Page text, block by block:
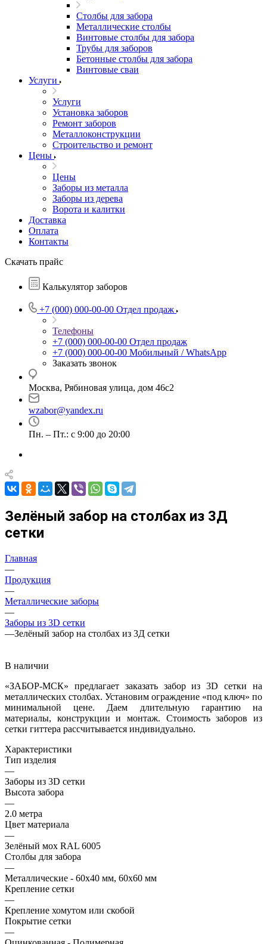
Столбы для забора
Металлические столбы
Винтовые столбы для забора
Трубы для заборов
Бетонные столбы для забора
Винтовые сваи
Услуги
Услуги
Установка заборов
Ремонт заборов
Металлоконструкции
Строительство и ремонт
Цены
Цены
Заборы из металла
Заборы из дерева
Ворота и калитки
Доставка
Оплата
Контакты
Скачать прайс
Калькулятор заборов
+7 (000) 000-00-00 Отдел продаж
Телефоны
+7 (000) 000-00-00 Отдел продаж
+7 (000) 000-00-00 Мобильный / WhatsApp
Заказать звонок
Москва, Рябиновая улица, дом 46с2
wzabor@yandex.ru
Пн. – Пт.: с 9:00 до 20:00
Зелёный забор на столбах из 3Д
сетки
Главная
—
Продукция
—
Металлические заборы
—
Заборы из 3D сетки
—Зелёный забор на столбах из 3Д сетки
В наличии
«ЗАБОР-МСК» предлагает заказать забор из 3D сетки на
металлических столбах. Установим ограждение «под ключ» по
минимальной цене. Даем длительную гарантию на
материалы, конструкции и монтаж. Стоимость заборов из
сетки гиттера рассчитывается индивидуально.
Характеристики
Тип изделия
—
Заборы из 3D сетки
Высота забора
—
2.0 метра
Цвет материала
—
Зелёный мох RAL 6005
Столбы для забора
—
Металлические - 60х40 мм, 60х60 мм
Крепление сетки
—
Крепление хомутом или скобой
Покрытие сетки
—